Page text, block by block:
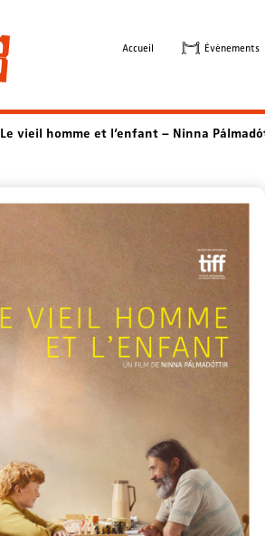
Accueil Évènements
Le vieil homme et l’enfant – Ninna